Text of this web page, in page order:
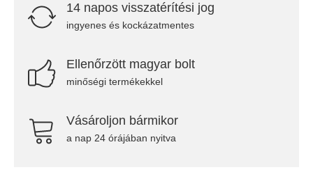
14 napos visszatérítési jog
ingyenes és kockázatmentes
Ellenőrzött magyar bolt
minőségi termékekkel
Vásároljon bármikor
a nap 24 órájában nyitva